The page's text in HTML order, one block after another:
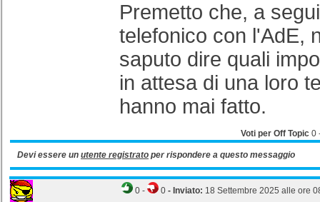
Premetto che, a
telefonico con l'AdE,
saputo dire quali
in attesa di una loro
hanno mai fatto.
Voti per Off Topic 0
Devi essere un utente registrato per rispondere a questo messaggio
0 - 0 - Inviato: 18 Settembre 2025 alle ore